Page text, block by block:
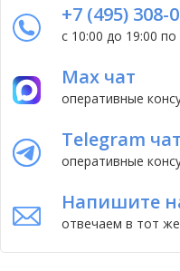
+7 (495) 308-
с 10:00 до 19:00
Max чат
оперативные
Telegram чат
оперативные
Напишите
отвечаем в тот